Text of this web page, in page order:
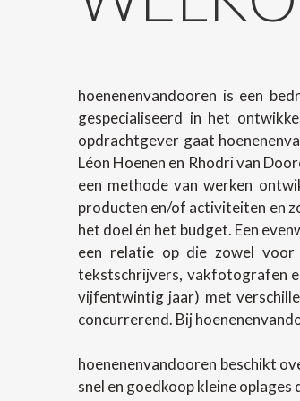
hoenenenvandooren is een
gespecialiseerd in het
opdrachtgever gaat
Léon Hoenen en Rhodri van
een methode van werken
producten en/of activiteiten en
het doel én het budget. Een
een relatie op die zowel voor
tekstschrijvers, vakfotografen
vijfentwintig jaar) met
concurrerend. Bij
hoenenenvandooren beschikt
snel en goedkoop kleine oplages